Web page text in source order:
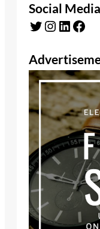
Social Media
Twitter Instagram LinkedIn Facebook